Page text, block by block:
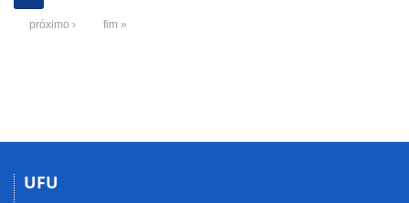
próximo › fim »
UFU